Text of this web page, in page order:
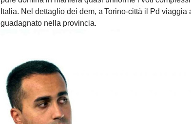
Italia. Nel dettaglio dei dem, a Torino-città il Pd
guadagnato nella provincia.